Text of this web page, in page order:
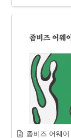
좀비즈 어웨이